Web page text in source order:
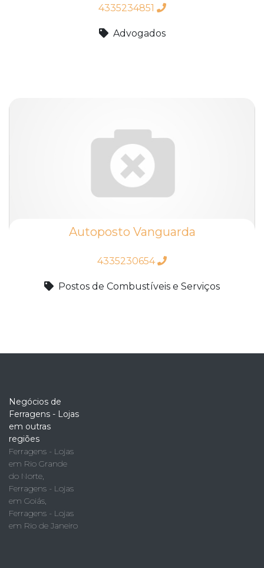
4335234851
Advogados
Autoposto Vanguarda
4335230654
Postos de Combustíveis e Serviços
Negócios de
Ferragens - Lojas
em outras
regiões
Ferragens - Lojas
em Rio Grande
do Norte,
Ferragens - Lojas
em Goiás,
Ferragens - Lojas
em Rio de Janeiro